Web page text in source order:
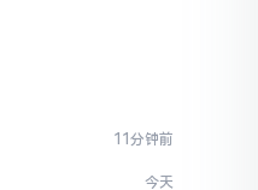
11分钟前
今天